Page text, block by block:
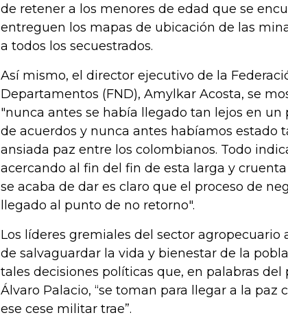
de retener a los menores de edad que se
entreguen los mapas de ubicación de las
a todos los secuestrados.
Así mismo, el director ejecutivo de la
Departamentos (FND), Amylkar Acosta, se
"nunca antes se había llegado tan lejos en un
de acuerdos y nunca antes habíamos estado
ansiada paz entre los colombianos. Todo
acercando al fin del fin de esta larga y
se acaba de dar es claro que el proceso de
llegado al punto de no retorno".
Los líderes gremiales del sector
de salvaguardar la vida y bienestar de la
tales decisiones políticas que, en palabras
Álvaro Palacio, “se toman para llegar a la paz
ese cese militar trae”.